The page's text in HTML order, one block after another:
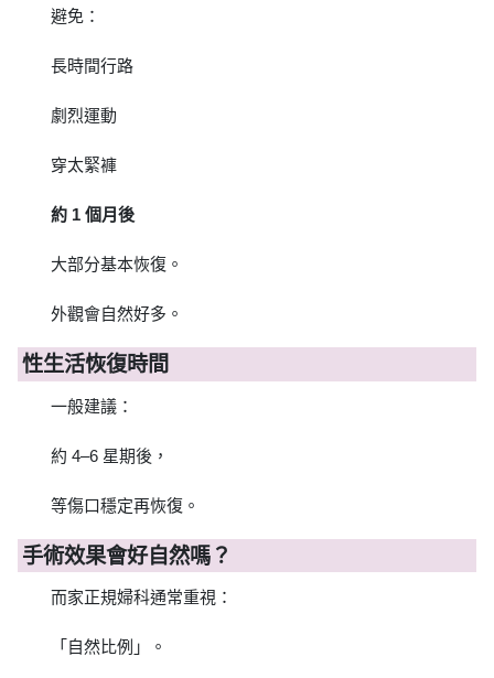
避免：
長時間行路
劇烈運動
穿太緊褲
約 1 個月後
大部分基本恢復。
外觀會自然好多。
性生活恢復時間
一般建議：
約 4–6 星期後，
等傷口穩定再恢復。
手術效果會好自然嗎？
而家正規婦科通常重視：
「自然比例」。